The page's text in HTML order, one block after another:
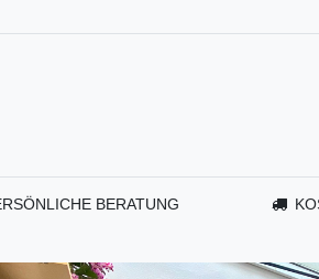
BERATUNG